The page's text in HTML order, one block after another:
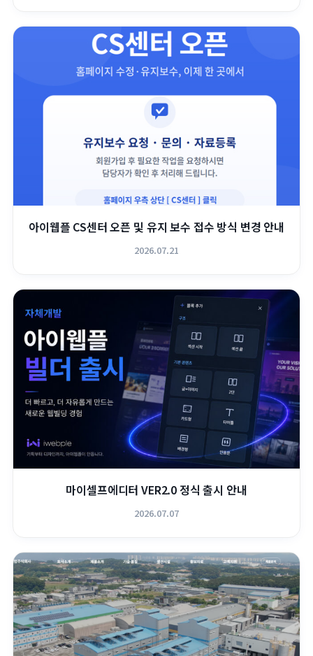
아이웹플 CS센터 오픈 및 유지 보수 접수 방식 변경 안내
2026.07.21
마이셀프에디터 VER2.0 정식 출시 안내
2026.07.07